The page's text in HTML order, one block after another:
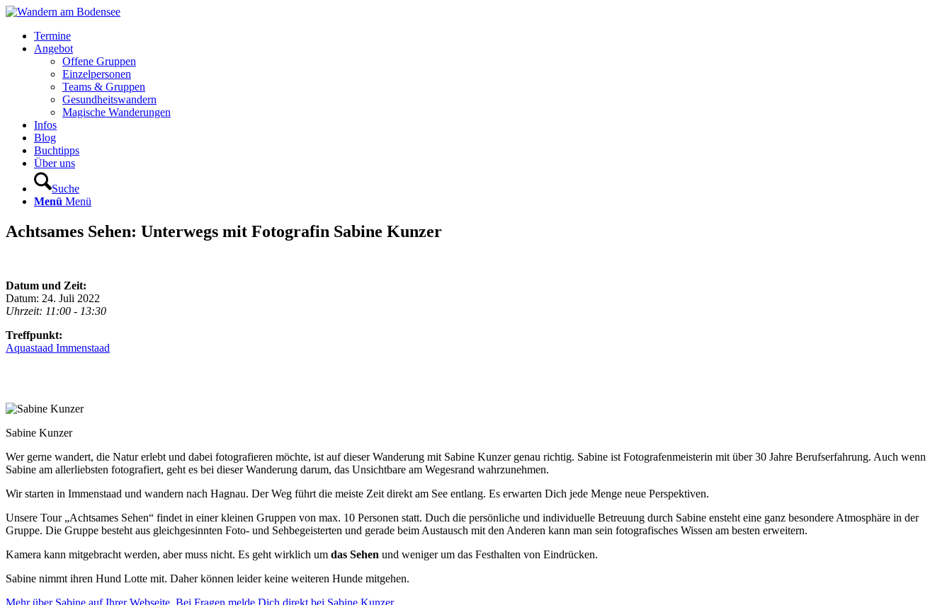
Termine
Angebot
Offene Gruppen
Einzelpersonen
Teams & Gruppen
Gesundheitswandern
Magische Wanderungen
Infos
Blog
Buchtipps
Über uns
Suche
Menü Menü
Achtsames Sehen: Unterwegs mit Fotografin Sabine Kunzer
Datum und Zeit:
Datum: 24. Juli 2022
Uhrzeit: 11:00 - 13:30
Treffpunkt:
Aquastaad Immenstaad
Sabine Kunzer
Wer gerne wandert, die Natur erlebt und dabei fotografieren möchte, ist auf dieser Wanderung mit Sabine Kunzer genau richtig. Sabine ist Fotografenmeisterin mit über 30 Jahre Berufserfahrung. Auch wenn
Sabine am allerliebsten fotografiert, geht es bei dieser Wanderung darum, das Unsichtbare am Wegesrand wahrzunehmen.
Wir starten in Immenstaad und wandern nach Hagnau. Der Weg führt die meiste Zeit direkt am See entlang. Es erwarten Dich jede Menge neue Perspektiven.
Unsere Tour „Achtsames Sehen“ findet in einer kleinen Gruppen von max. 10 Personen statt. Duch die persönliche und individuelle Betreuung durch Sabine ensteht eine ganz besondere Atmosphäre in der
Gruppe. Die Gruppe besteht aus gleichgesinnten Foto- und Sehbegeisterten und gerade beim Austausch mit den Anderen kann man sein fotografisches Wissen am besten erweitern.
Kamera kann mitgebracht werden, aber muss nicht. Es geht wirklich um das Sehen und weniger um das Festhalten von Eindrücken.
Sabine nimmt ihren Hund Lotte mit. Daher können leider keine weiteren Hunde mitgehen.
Mehr über Sabine auf Ihrer Webseite. Bei Fragen melde Dich direkt bei Sabine Kunzer.